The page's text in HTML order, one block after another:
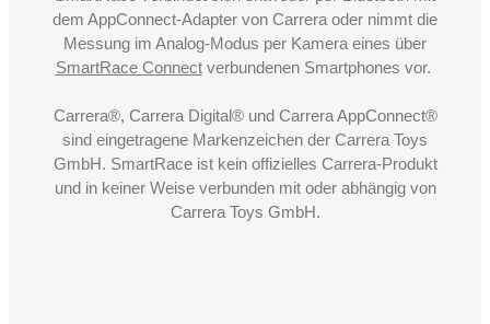
dem AppConnect-Adapter von Carrera oder nimmt die
Messung im Analog-Modus per Kamera eines über
SmartRace Connectverbundenen Smartphones vor.
Carrera®, Carrera Digital® und Carrera AppConnect®
sind eingetragene Markenzeichen der Carrera Toys
GmbH. SmartRace ist kein offizielles Carrera-Produkt
und in keiner Weise verbunden mit oder abhängig von
Carrera Toys GmbH.